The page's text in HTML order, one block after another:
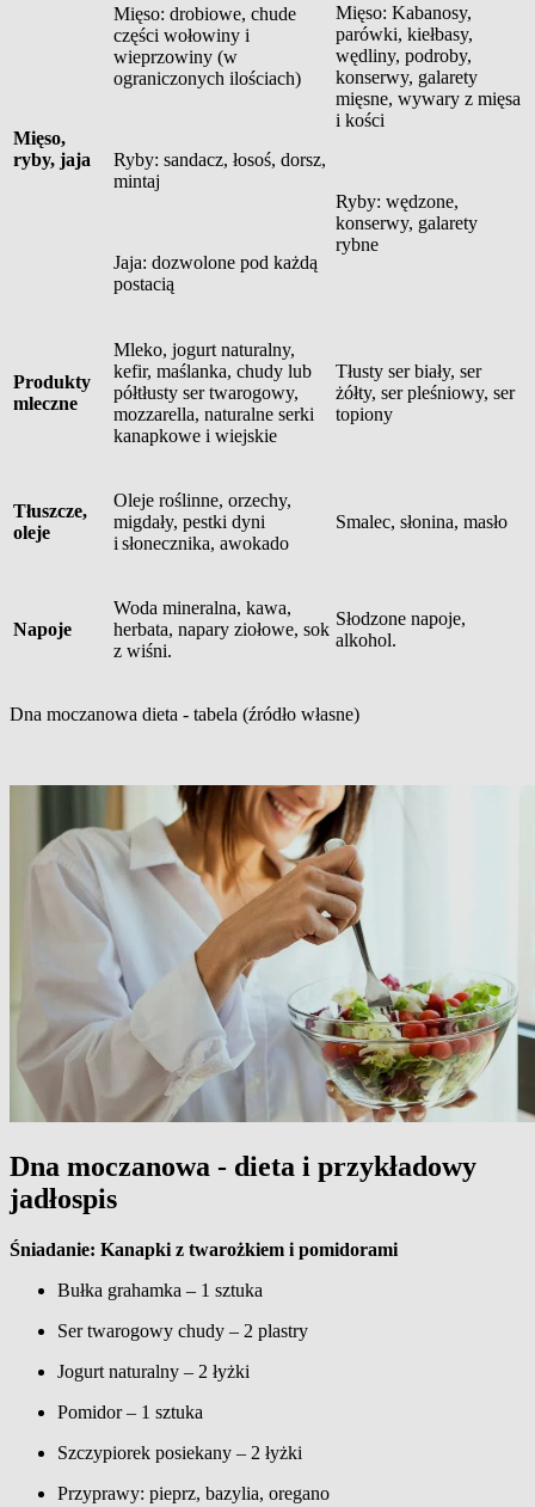
Mięso,
ryby, jaja
Mięso: drobiowe, chude
części wołowiny i
wieprzowiny (w
ograniczonych ilościach)
Ryby: sandacz, łosoś, dorsz,
mintaj
Jaja: dozwolone pod każdą
postacią
Mięso: Kabanosy,
parówki, kiełbasy,
wędliny, podroby,
konserwy, galarety
mięsne, wywary z mięsa
i kości
Ryby: wędzone,
konserwy, galarety
rybne
Produkty
mleczne
Mleko, jogurt naturalny,
kefir, maślanka, chudy lub
półtłusty ser twarogowy,
mozzarella, naturalne serki
kanapkowe i wiejskie
Tłusty ser biały, ser
żółty, ser pleśniowy, ser
topiony
Tłuszcze,
oleje
Oleje roślinne, orzechy,
migdały, pestki dyni
i słonecznika, awokado
Smalec, słonina, masło
Napoje
Woda mineralna, kawa,
herbata, napary ziołowe, sok
z wiśni.
Słodzone napoje,
alkohol.
Dna moczanowa dieta - tabela (źródło własne)
Dna moczanowa - dieta i przykładowy
jadłospis
Śniadanie: Kanapki z twarożkiem i pomidorami
Bułka grahamka – 1 sztuka
Ser twarogowy chudy – 2 plastry
Jogurt naturalny – 2 łyżki
Pomidor – 1 sztuka
Szczypiorek posiekany – 2 łyżki
Przyprawy: pieprz, bazylia, oregano